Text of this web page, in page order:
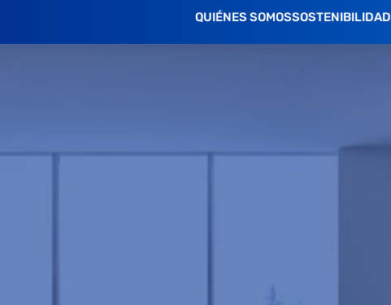
QUIÉNES SOMOSSOSTENIBILIDAD